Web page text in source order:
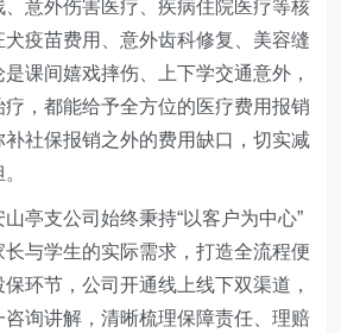
意外伤害医疗、疾病住院医疗等核
疫苗费用、意外齿科修复、美容缝
课间嬉戏摔伤、上下学交通意外，
，都能给予全方位的医疗费用报销
社保报销之外的费用缺口，切实减
亭支公司始终秉持“以客户为中心”
与学生的实际需求，打造全流程便
环节，公司开通线上线下双渠道，
询讲解，清晰梳理保障责任、理赔